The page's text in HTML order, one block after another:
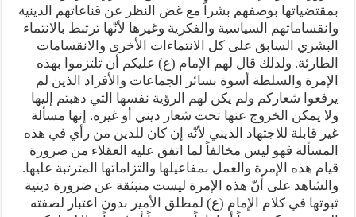
بمقتضياتها بوصفهم بشراً مع غض النظر عن قناعاتهم الدينية
وانقساماتهم السياسية والفكرية وغيرها لأنّها ترتبط بالانتماء
البشري السابق على كل الانتماءات الأخرى والانقسامات
الطارئة. ولذلك قال لهم الإمام (ع) عليكم أن تلتزموا بهذه
الإمرة والسلطة أسوة بسائر الجماعات والأفراد الذين لم
يرفعوا شعاركم ولم يكن لهم الرؤية نفسها التي ذهبتم إليها
ولا يمكن الخروج عنها تحت شعار ديني أو غيره. إنها مسألة
غير قابلة للاجتهاد الديني لأنّه إن كان للدين من رأي في هذه
المسألة فهو ليس مخالفاً لما اتفق عليه العقلاء من ضرورة
قيام هذه الإمرة والعمل بمفاعيلها والتزاماتها المترتبة عليها.
والشاهد على أنّ هذه الإمرة ليست منبثقة عن ضرورة دينية
ثبوتها في كلام الإمام (ع) لمطلق الأمير بدون اعتبار لصفته